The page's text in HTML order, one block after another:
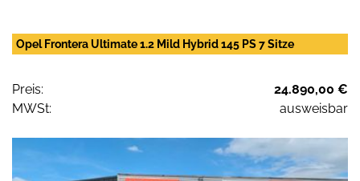
Opel Frontera Ultimate 1.2 Mild Hybrid 145 PS 7 Sitze
Preis:
24.890,00 €
MWSt:
ausweisbar